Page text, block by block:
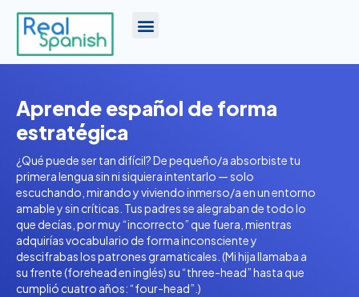
Aprende español de forma
estratégica
¿Qué puede ser tan difícil? De pequeño/a absorbiste tu
primera lengua sin ni siquiera intentarlo — solo
escuchando, mirando y viviendo inmerso/a en un entorno
amable y sin críticas. Tus padres se alegraban de todo lo
que decías, por muy “incorrecto” que fuera, mientras
adquirías vocabulario de forma inconsciente y
descifrabas los patrones gramaticales. (Mi hija llamaba a
su frente (forehead en inglés) su “three-head” hasta que
cumplió cuatro años: “four-head”.)